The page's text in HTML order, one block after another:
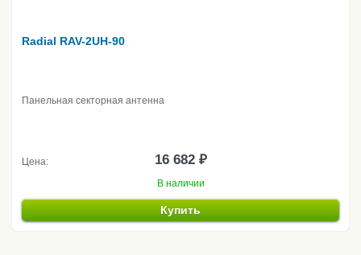
Radial RAV-2UH-90
Панельная секторная антенна
Цена: 16 682 ₽
В наличии
Купить